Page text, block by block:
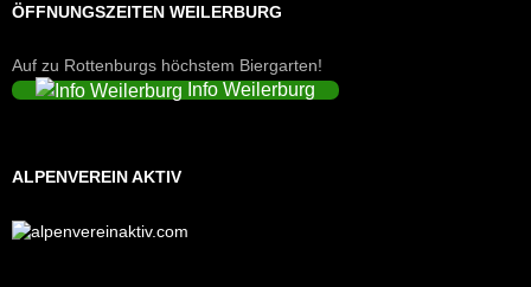
ÖFFNUNGSZEITEN WEILERBURG
Auf zu Rottenburgs höchstem Biergarten!
Info Weilerburg
ALPENVEREIN AKTIV